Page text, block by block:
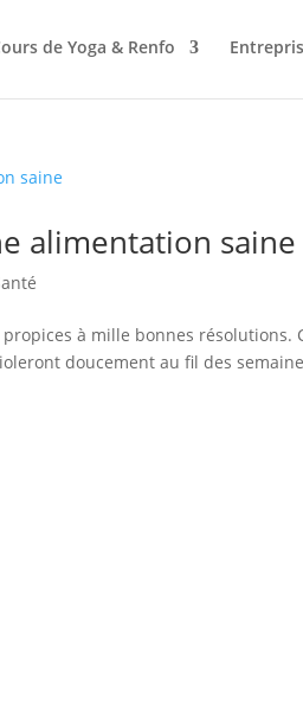
de Yoga & Renfo
alimentation saine
à mille bonnes
doucement au fil des